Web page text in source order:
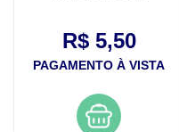
R$ 5,50
PAGAMENTO À VISTA